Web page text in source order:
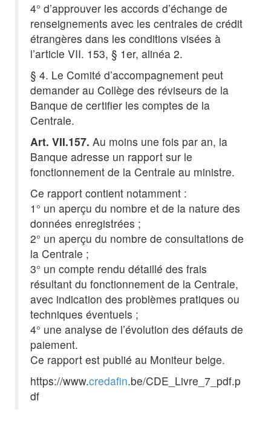
4° d’approuver les accords d’échange de
renseignements avec les centrales de crédit
étrangères dans les conditions visées à
l’article VII. 153, § 1er, alinéa 2.
§ 4. Le Comité d’accompagnement peut
demander au Collège des réviseurs de la
Banque de certifier les comptes de la
Centrale.
Art. VII.157. Au moins une fois par an, la
Banque adresse un rapport sur le
fonctionnement de la Centrale au ministre.
Ce rapport contient notamment :
1° un aperçu du nombre et de la nature des
données enregistrées ;
2° un aperçu du nombre de consultations de
la Centrale ;
3° un compte rendu détaillé des frais
résultant du fonctionnement de la Centrale,
avec indication des problèmes pratiques ou
techniques éventuels ;
4° une analyse de l’évolution des défauts de
paiement.
Ce rapport est publié au Moniteur belge.
https://www.credafin.be/CDE_Livre_7_pdf.p
df